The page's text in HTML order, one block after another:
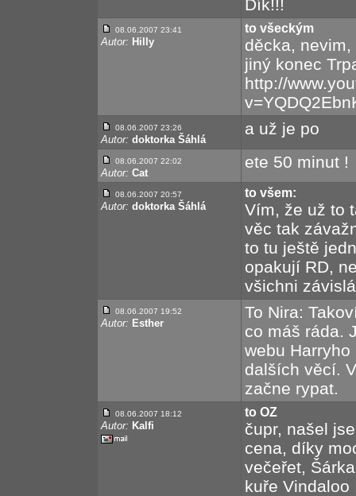
Dík!!!
08.06.2007 23:41
Autor: Hilly
to všeckým
děcka,
jiný konec
http://
08.06.2007 23:26
Autor: doktorka Šáhlá
a už je po
08.06.2007 22:02
Autor: Cat
ete 50 minut !
08.06.2007 20:57
Autor: doktorka Šáhlá
to všem:
Vím, že už to
věc tak
to tu ještě
opakují RD,
všichni
08.06.2007 19:52
Autor: Esther
To Nira:
co máš ráda.
webu
dalších věcí.
začne rypat.
08.06.2007 18:12
Autor: Kalfi
to OZ
čupr, našel
cena, díky
večeřet,
kuře Vindaloo